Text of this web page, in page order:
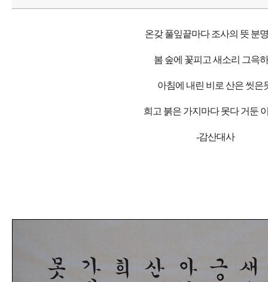
온갖 풀잎끝마다 조사의 뜻 분
봄 숲에 꽃피고 새소리 그윽
아침에 내린 비로 산은 씻은
희고 붉은 가지마다못다 거둔
-감산대사